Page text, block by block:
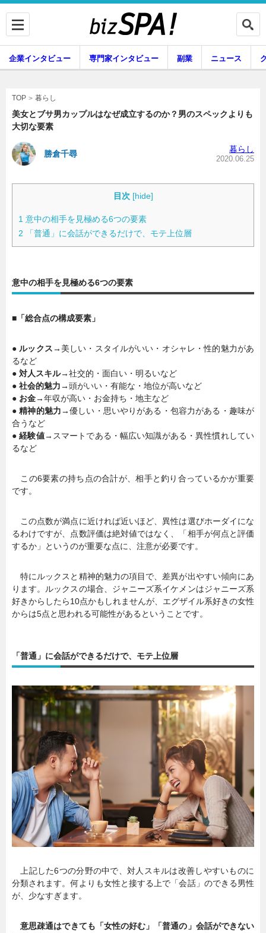
専門家インタビュー
暮らし
企業インタビュー 専門家インタビュー 副業 ニュース
TOP 暮らし
美女とブサ男カップルはなぜ成立するのか？男のスペックよりも
大切な要素
勝倉千尋 暮らし
2020.06.25
目次 [hide]
1 意中の相手を見極める6つの要素
2 「普通」に会話ができるだけで、モテ上位層
意中の相手を見極める6つの要素
■「総合点の構成要素」
● ルックス→ 美しい・スタイルがいい・オシャレ・性的魅力があ
るなど
● 対人スキル→社交的・面白い・明るいなど
● 社会的魅力→頭がいい・有能な・地位が高いなど
● お金→年収が高い・お金持ち・地主など
● 精神的魅力→優しい・思いやりがある・包容力がある・趣味が
合うなど
● 経験値→ スマートである・幅広い知識がある・異性慣れしてい
るなど
この6要素の持ち点の合計が、相手と釣り合っているかが重要
です。
この点数が満点に近ければ近いほど、異性は選びホーダイにな
るわけですが、点数評価は絶対値ではなく、「相手が何点と評価
するか」というのが重要な点に、注意が必要です。
特にルックスと精神的魅力の項目で、差異が出やすい傾向にあ
ります。ルックスの場合、ジャニーズ系イケメンはジャニーズ系
好きからしたら10点かもしれませんが、エグザイル系好きの女性
からは5点と思われる可能性があるということです。
「普通」に会話ができるだけで、モテ上位層
上記した6つの分野の中で、対人スキルは改善しやすいものに
分類されます。何よりも女性と接する上で「会話」のできる男性
が、少なすぎます。
意思疎通はできても「女性の好む」「普通の」会話ができない